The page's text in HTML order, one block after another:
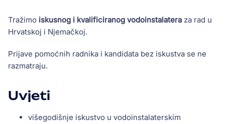
Tražimo iskusnog i kvalificiranog vodoinstalatera za rad u
Hrvatskoj i Njemačkoj.
Prijave pomoćnih radnika i kandidata bez iskustva se ne
razmatraju.
Uvjeti
višegodišnje iskustvo u vodoinstalaterskim